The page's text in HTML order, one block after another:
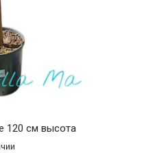
120 см высота